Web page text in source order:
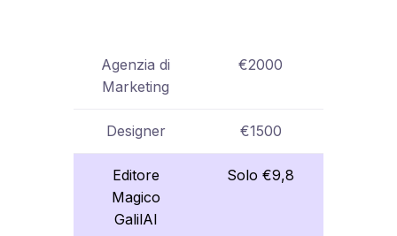
Agenzia di
Marketing
€2000
Designer €1500
Editore
Magico
GalilAI
Solo €9,8